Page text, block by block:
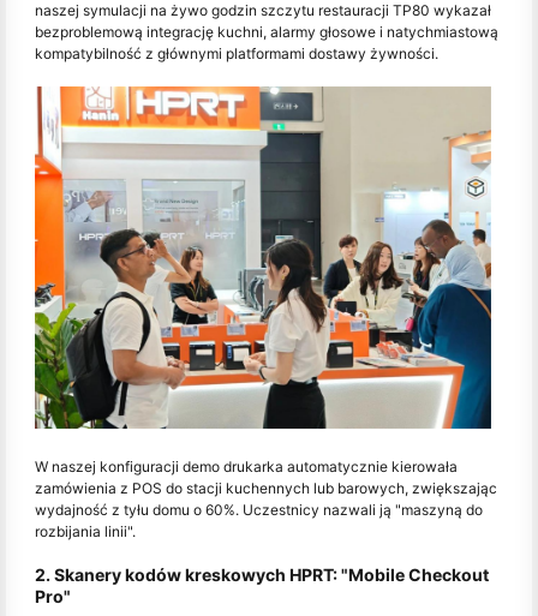
naszej symulacji na żywo godzin szczytu restauracji TP80 wykazał
bezproblemową integrację kuchni, alarmy głosowe i natychmiastową
kompatybilność z głównymi platformami dostawy żywności.
W naszej konfiguracji demo drukarka automatycznie kierowała
zamówienia z POS do stacji kuchennych lub barowych, zwiększając
wydajność z tyłu domu o 60%. Uczestnicy nazwali ją "maszyną do
rozbijania linii".
2. Skanery kodów kreskowych HPRT: "Mobile Checkout
Pro"